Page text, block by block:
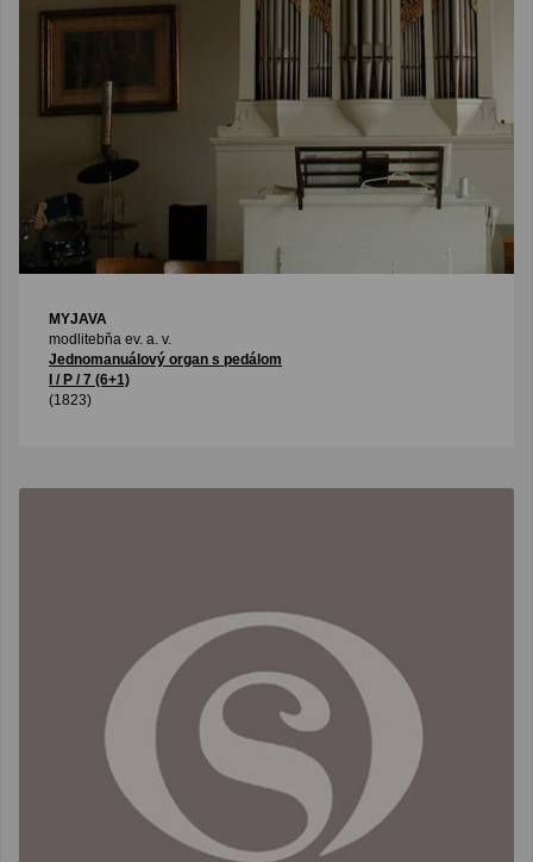
MYJAVA
modlitebňa ev. a. v.
Jednomanuálový organ s pedálom
I / P / 7 (6+1)
(1823)